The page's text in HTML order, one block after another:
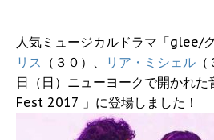
人気ミュージカルドラマ「glee/
リス （３０）、 リア・ミシェル
日（日）ニューヨークで開かれ
Fest 2017 」に登場しました！